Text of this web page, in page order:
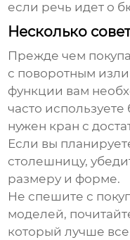
если речь идет о
Несколько
Прежде чем
с поворотным
функции вам
часто
нужен кран с
Если вы
столешницу,
размеру и форме.
Не спешите с
моделей,
который лучше